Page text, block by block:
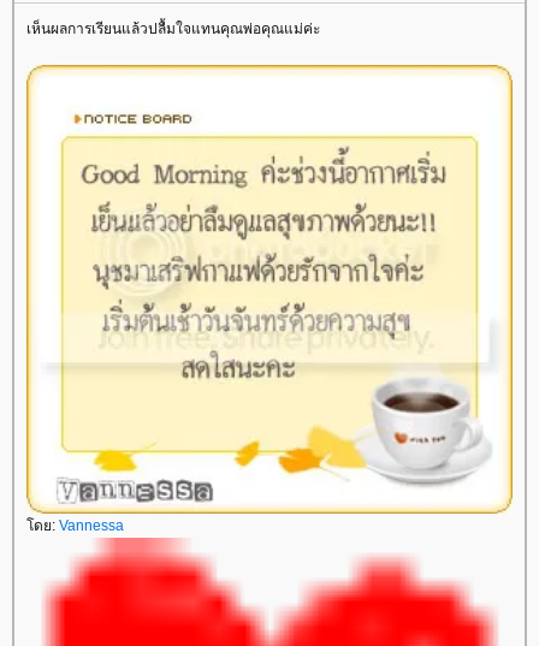
เห็นผลการเรียนแล้วปลื้มใจแทนคุณพ่อคุณแม่ค่ะ
โดย: Vannessa